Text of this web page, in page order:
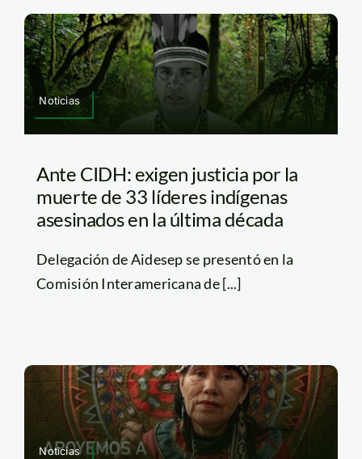
Noticias
Ante CIDH: exigen justicia por la
muerte de 33 líderes indígenas
asesinados en la última década
Delegación de Aidesep se presentó en la
Comisión Interamericana de [...]
Noticias